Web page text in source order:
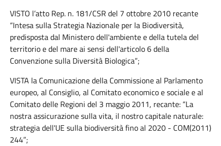
VISTO l’atto Rep. n. 181/CSR del 7 ottobre 2010 recante
“Intesa sulla Strategia Nazionale per la Biodiversità,
predisposta dal Ministero dell'ambiente e della tutela del
territorio e del mare ai sensi dell'articolo 6 della
Convenzione sulla Diversità Biologica”;
VISTA la Comunicazione della Commissione al Parlamento
europeo, al Consiglio, al Comitato economico e sociale e al
Comitato delle Regioni del 3 maggio 2011, recante: “La
nostra assicurazione sulla vita, il nostro capitale naturale:
strategia dell'UE sulla biodiversità fino al 2020 - COM(2011)
244”;